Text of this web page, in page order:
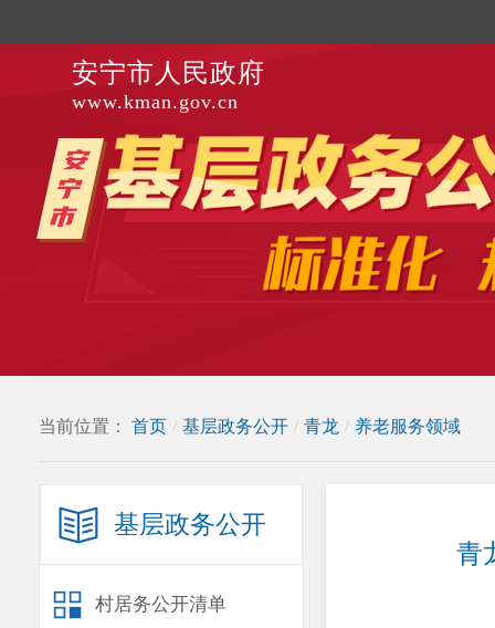
安宁市人民政府
www.kman.gov.cn
当前位置： 首页 / 基层政务公开 / 青龙 / 养老服务领域
基层政务公开
村居务公开清单
青